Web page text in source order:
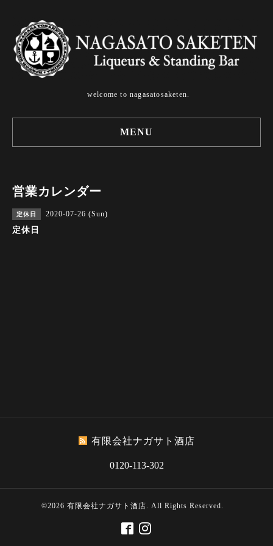
welcome to nagasatosaketen.
MENU
営業カレンダー
定休日 2020-07-26 (Sun)
定休日
有限会社ナガサト酒店
0120-113-302
©2026 有限会社ナガサト酒店. All Rights Reserved.